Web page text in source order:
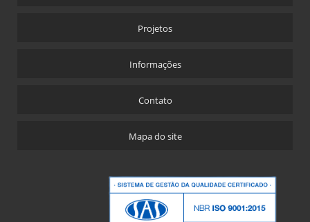
Projetos
Informações
Contato
Mapa do site